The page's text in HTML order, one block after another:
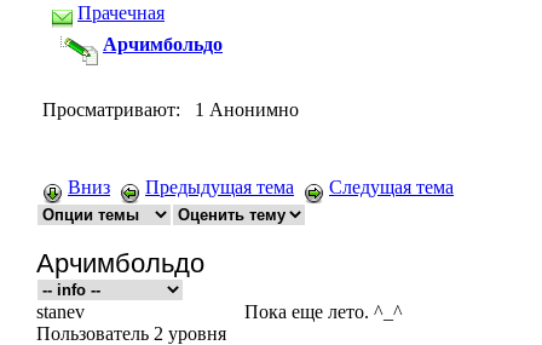
Прачечная
Арчимбольдо
Просматривают: 1 Анонимно
Вниз Предыдущая тема Следущая тема
Арчимбольдо
stanev
Пользователь 2 уровня
Пока еще лето. ^_^